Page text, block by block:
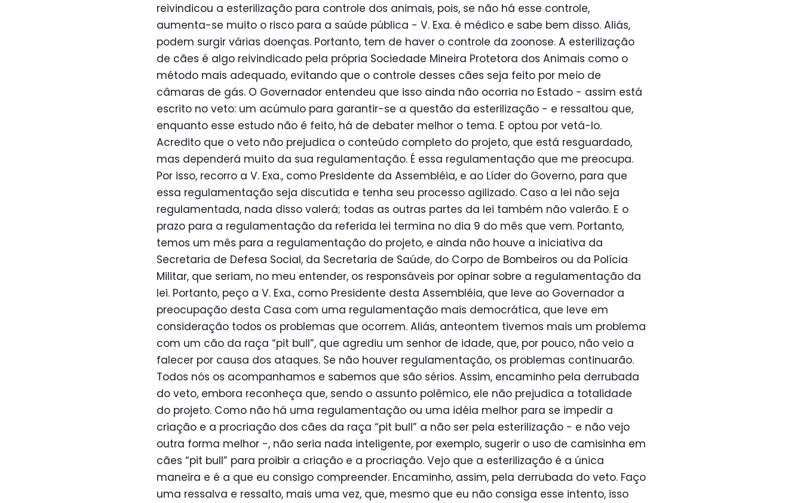
reivindicou a esterilização para controle dos animais, pois, se não há esse controle,
aumenta-se muito o risco para a saúde pública - V. Exa. é médico e sabe bem disso. Aliás,
podem surgir várias doenças. Portanto, tem de haver o controle da zoonose. A esterilização
de cães é algo reivindicado pela própria Sociedade Mineira Protetora dos Animais como o
método mais adequado, evitando que o controle desses cães seja feito por meio de
câmaras de gás. O Governador entendeu que isso ainda não ocorria no Estado - assim está
escrito no veto: um acúmulo para garantir-se a questão da esterilização - e ressaltou que,
enquanto esse estudo não é feito, há de debater melhor o tema. E optou por vetá-lo.
Acredito que o veto não prejudica o conteúdo completo do projeto, que está resguardado,
mas dependerá muito da sua regulamentação. É essa regulamentação que me preocupa.
Por isso, recorro a V. Exa., como Presidente da Assembléia, e ao Líder do Governo, para que
essa regulamentação seja discutida e tenha seu processo agilizado. Caso a lei não seja
regulamentada, nada disso valerá; todas as outras partes da lei também não valerão. E o
prazo para a regulamentação da referida lei termina no dia 9 do mês que vem. Portanto,
temos um mês para a regulamentação do projeto, e ainda não houve a iniciativa da
Secretaria de Defesa Social, da Secretaria de Saúde, do Corpo de Bombeiros ou da Polícia
Militar, que seriam, no meu entender, os responsáveis por opinar sobre a regulamentação da
lei. Portanto, peço a V. Exa., como Presidente desta Assembléia, que leve ao Governador a
preocupação desta Casa com uma regulamentação mais democrática, que leve em
consideração todos os problemas que ocorrem. Aliás, anteontem tivemos mais um problema
com um cão da raça “pit bull”, que agrediu um senhor de idade, que, por pouco, não veio a
falecer por causa dos ataques. Se não houver regulamentação, os problemas continuarão.
Todos nós os acompanhamos e sabemos que são sérios. Assim, encaminho pela derrubada
do veto, embora reconheça que, sendo o assunto polêmico, ele não prejudica a totalidade
do projeto. Como não há uma regulamentação ou uma idéia melhor para se impedir a
criação e a procriação dos cães da raça “pit bull” a não ser pela esterilização - e não vejo
outra forma melhor -, não seria nada inteligente, por exemplo, sugerir o uso de camisinha em
cães “pit bull” para proibir a criação e a procriação. Vejo que a esterilização é a única
maneira e é a que eu consigo compreender. Encaminho, assim, pela derrubada do veto. Faço
uma ressalva e ressalto, mais uma vez, que, mesmo que eu não consiga esse intento, isso